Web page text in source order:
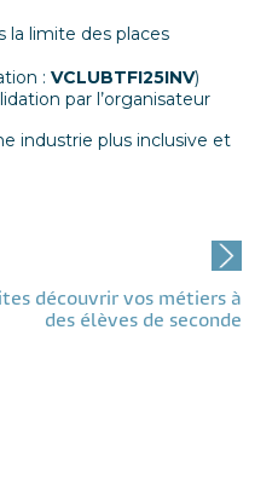
la limite des places
: VCLUBTFI25INV)
par l’organisateur
industrie plus inclusive et
découvrir vos métiers à
des élèves de seconde